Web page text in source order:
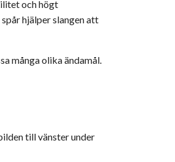
och högt
hjälper slangen att
många olika ändamål.
till vänster under